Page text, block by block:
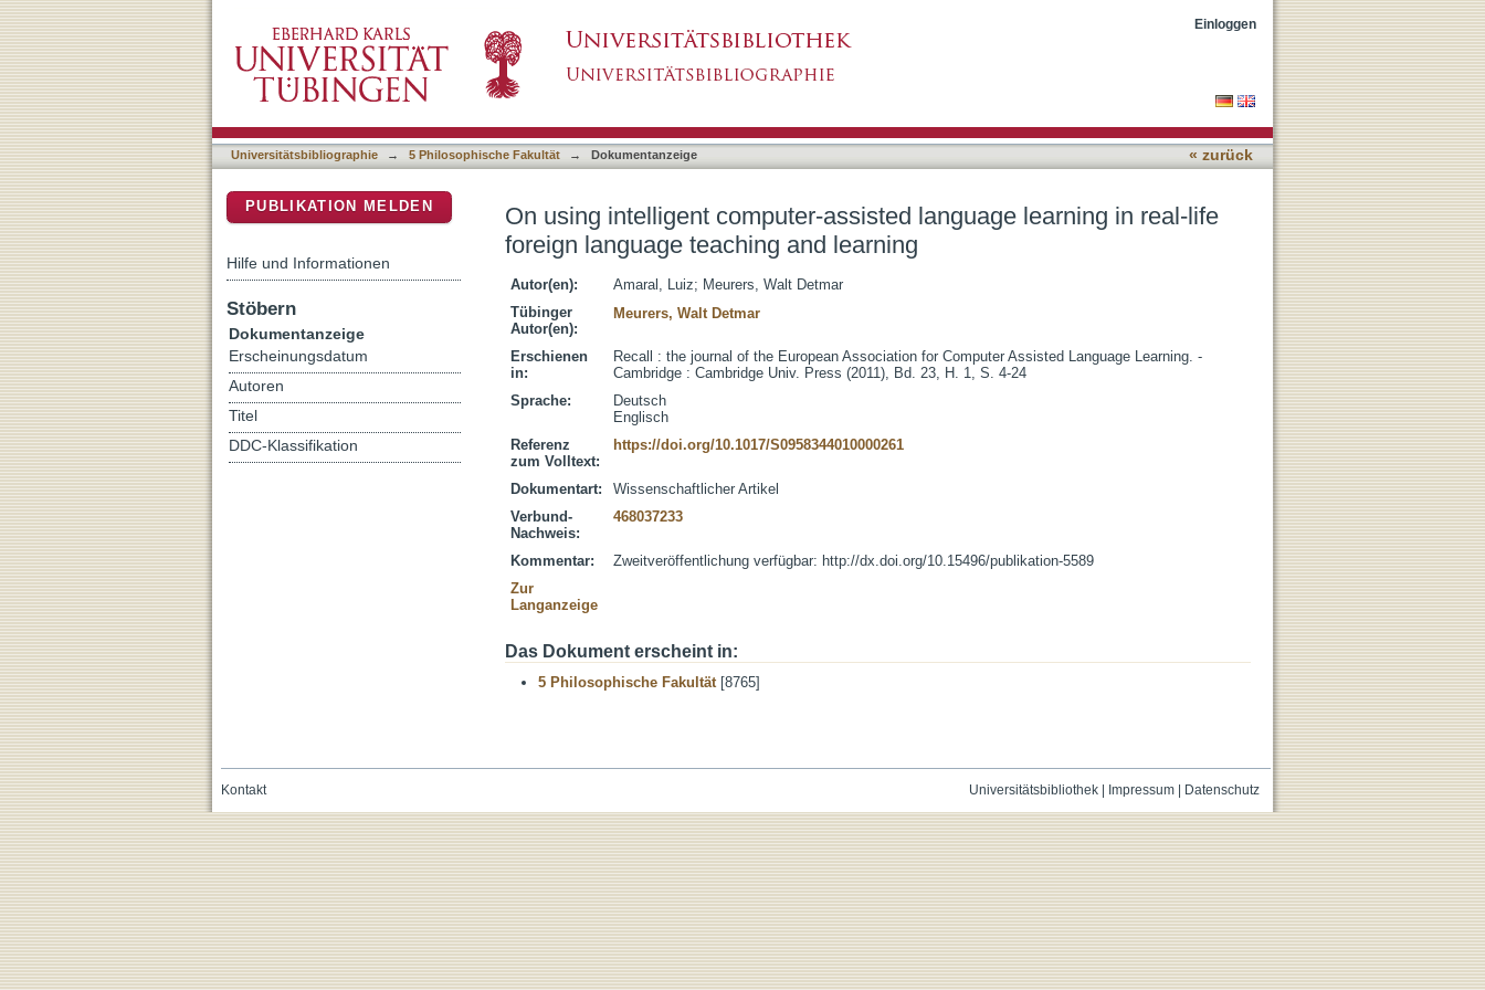
On using intelligent computer-assisted language learning in real-life foreign language teaching and
learning
Einloggen
Universitätsbibliographie → 5 Philosophische Fakultät → Dokumentanzeige « zurück
On using intelligent computer-assisted language learning in real-life
foreign language teaching and learning
Autor(en): Amaral, Luiz; Meurers, Walt Detmar
Tübinger
Autor(en):
Meurers, Walt Detmar
Erschienen
in:
Recall : the journal of the European Association for Computer Assisted Language Learning. -
Cambridge : Cambridge Univ. Press (2011), Bd. 23, H. 1, S. 4-24
Sprache:
Deutsch
Englisch
Referenz
zum Volltext:
https://doi.org/10.1017/S0958344010000261
Dokumentart:
Wissenschaftlicher Artikel
Verbund-
Nachweis:
468037233
Kommentar:
Zweitveröffentlichung verfügbar: http://dx.doi.org/10.15496/publikation-5589
Zur
Langanzeige
Das Dokument erscheint in:
5 Philosophische Fakultät[8765]
PUBLIKATION MELDEN
Hilfe und Informationen
Stöbern
Dokumentanzeige
Erscheinungsdatum
Autoren
Titel
DDC-Klassifikation
Universitätsbibliothek| Impressum| Datenschutz
Kontakt